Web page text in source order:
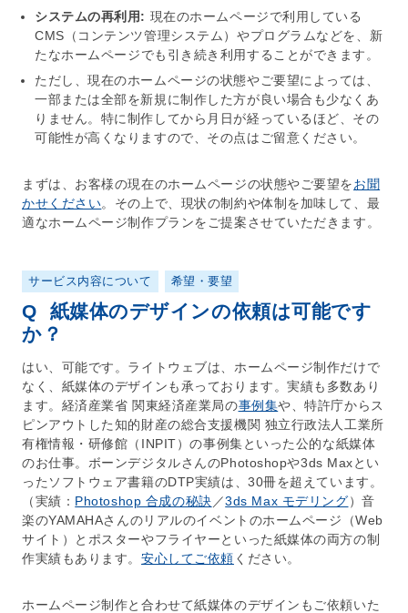
システムの再利用: 現在のホームページで利用している
CMS（コンテンツ管理システム）やプログラムなどを、新
たなホームページでも引き続き利用することができます。
ただし、現在のホームページの状態やご要望によっては、
一部または全部を新規に制作した方が良い場合も少なくあ
りません。特に制作してから月日が経っているほど、その
可能性が高くなりますので、その点はご留意ください。
まずは、お客様の現在のホームページの状態やご要望をお聞
かせください。その上で、現状の制約や体制を加味して、最
適なホームページ制作プランをご提案させていただきます。
サービス内容について 希望・要望
Q
紙媒体のデザインの依頼は可能です
か？
はい、可能です。ライトウェブは、 ホームページ制作だけで
なく、紙媒体のデザインも承っております。実績も多数あり
ます。経済産業省 関東経済産業局の事例集や、特許庁からス
ピンアウトした知的財産の総合支援機関 独立行政法人工業所
有権情報・研修館（INPIT）の事例集といった公的な紙媒体
のお仕事。ボーンデジタルさんのPhotoshopや3ds Maxとい
ったソフトウェア書籍のDTP実績は、30冊を超えています。
（実績： Photoshop 合成の秘訣 ／3ds Max モデリング）音
楽のYAMAHAさんのリアルのイベントのホームページ （Web
サイト ）とポスターやフライヤーといった紙媒体の両方の制
作実績もあります。安心してご依頼 ください。
ホームページ制作と合わせて紙媒体のデザインもご依頼いた